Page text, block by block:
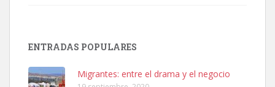
Leales.org » Gran Canaria
ENTRADAS POPULARES
Migrantes: entre el drama y el negocio